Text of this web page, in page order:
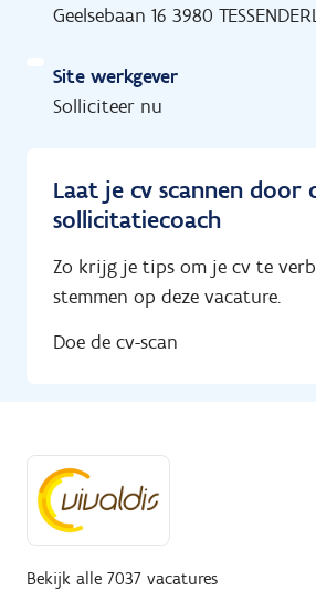
Geelsebaan 16 3980
Site werkgever
Solliciteer nu
Laat je cv scannen door
sollicitatiecoach
Zo krijg je tips om je cv te
stemmen op deze vacature.
Doe de cv-scan
Bekijk alle 7037 vacatures